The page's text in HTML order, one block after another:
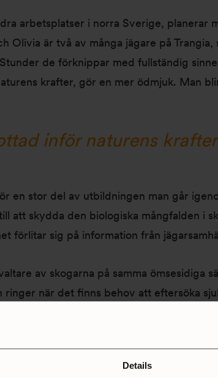
Details
arbetsplatser i norra Sverige, planerar
Olivia är två av många jägare på
de förknippar med fullständig
krafter, gör en mer ödmjuk. Man
inför naturens
en stor del av utbildningen man går
att skydda den biologiska mångfalden i
förlitar sig på information från
av skogarna på samma ömsesidiga
ringer när det finns behov att eftersöka
så många nivåer att vi nu behöver
Den sociala aspekten av jakten är den
man i stort sett lever på hela året. I